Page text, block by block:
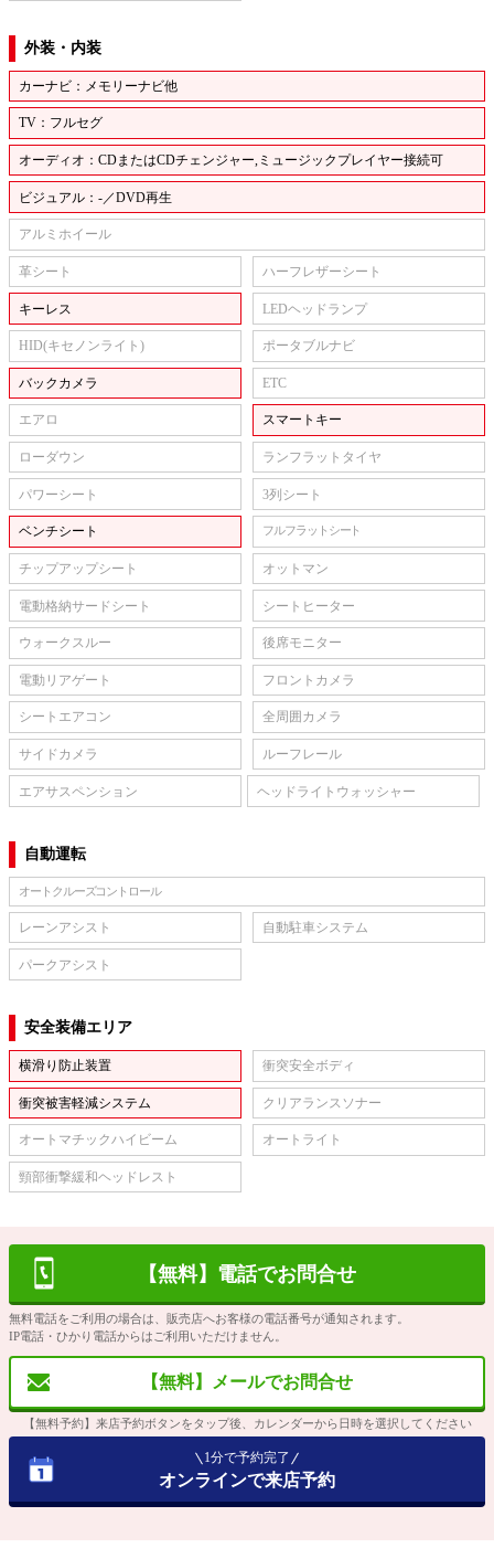
外装・内装
カーナビ：メモリーナビ他
TV：フルセグ
オーディオ：CDまたはCDチェンジャー,ミュージックプレイヤー接続可
ビジュアル：-／DVD再生
アルミホイール
革シート ハーフレザーシート
キーレス LEDヘッドランプ
HID(キセノンライト) ポータブルナビ
バックカメラ ETC
エアロ スマートキー
ローダウン ランフラットタイヤ
パワーシート 3列シート
ベンチシート フルフラットシート
チップアップシート オットマン
電動格納サードシート シートヒーター
ウォークスルー 後席モニター
電動リアゲート フロントカメラ
シートエアコン 全周囲カメラ
サイドカメラ ルーフレール
エアサスペンション ヘッドライトウォッシャー
自動運転
オートクルーズコントロール
レーンアシスト 自動駐車システム
パークアシスト
安全装備エリア
横滑り防止装置 衝突安全ボディ
衝突被害軽減システム クリアランスソナー
オートマチックハイビーム オートライト
頸部衝撃緩和ヘッドレスト
【無料】電話でお問合せ
無料電話をご利用の場合は、販売店へお客様の電話番号が通知されます。
IP電話・ひかり電話からはご利用いただけません。
【無料】メールでお問合せ
【無料予約】来店予約ボタンをタップ後、カレンダーから日時を選択してください
1分で予約完了
オンラインで来店予約